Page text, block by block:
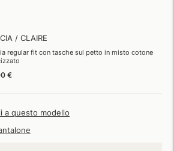
/ CLAIRE
regular fit con tasche sul petto in misto cotone
€
a questo modello